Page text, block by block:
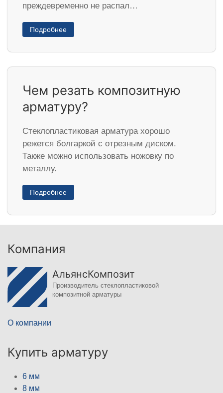
преждевременно не распал…
Подробнее
Чем резать композитную
арматуру?
Стеклопластиковая арматура хорошо
режется болгаркой с отрезным диском.
Также можно использовать ножовку по
металлу.
Подробнее
Компания
АльянсКомпозит
Производитель стеклопластиковой
композитной арматуры
О компании
Купить арматуру
6 мм
8 мм